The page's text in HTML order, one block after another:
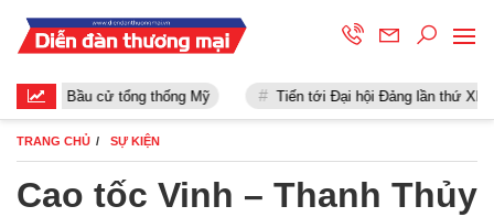
Bầu cử tổng thống Mỹ Tiến tới Đại hội Đảng lần thứ XIII
TRANG CHỦ SỰ KIỆN
Cao tốc Vinh – Thanh Thủy